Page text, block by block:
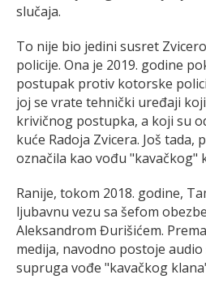
slučaja.
To nije bio jedini susret
policije. Ona je 2019. godine
postupak protiv kotorske
joj se vrate tehnički uređaji
krivičnog postupka, a koji su
kuće Radoja Zvicera. Još
označila kao vođu "kavačkog"
Ranije, tokom 2018. godine,
ljubavnu vezu sa šefom
Aleksandrom Đurišićem.
medija, navodno postoje
supruga vođe "kavačkog